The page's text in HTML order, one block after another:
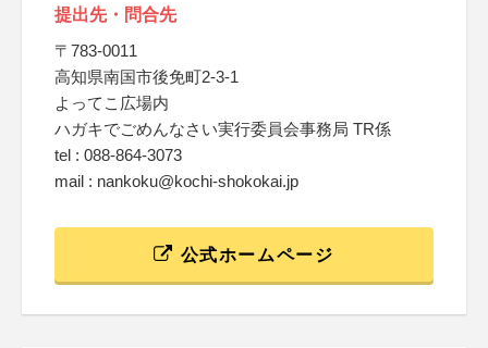
提出先・問合先
〒783-0011
高知県南国市後免町2-3-1
よってこ広場内
ハガキでごめんなさい実行委員会事務局 TR係
tel : 088-864-3073
mail : nankoku@kochi-shokokai.jp
公式ホームページ